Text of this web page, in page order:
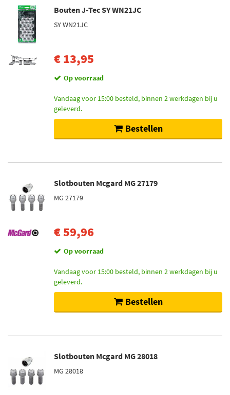
Bouten J-Tec SY WN21JC
SY WN21JC
€ 13,95
Op voorraad
Vandaag voor 15:00 besteld, binnen 2 werkdagen bij u
geleverd.
Bestellen
Slotbouten Mcgard MG 27179
MG 27179
€ 59,96
Op voorraad
Vandaag voor 15:00 besteld, binnen 2 werkdagen bij u
geleverd.
Bestellen
Slotbouten Mcgard MG 28018
MG 28018